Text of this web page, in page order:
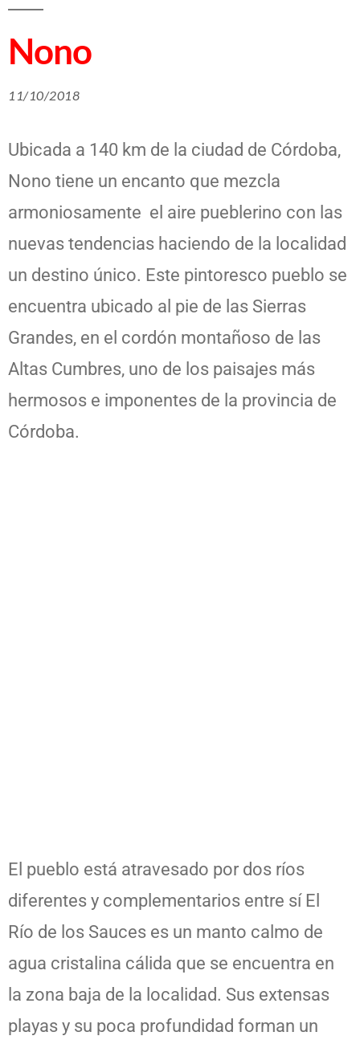
Nono
11/10/2018
Ubicada a 140 km de la ciudad de Córdoba,
Nono tiene un encanto que mezcla
armoniosamente el aire pueblerino con las
nuevas tendencias haciendo de la localidad
un destino único. Este pintoresco pueblo se
encuentra ubicado al pie de las Sierras
Grandes, en el cordón montañoso de las
Altas Cumbres, uno de los paisajes más
hermosos e imponentes de la provincia de
Córdoba.
El pueblo está atravesado por dos ríos
diferentes y complementarios entre sí El
Río de los Sauces es un manto calmo de
agua cristalina cálida que se encuentra en
la zona baja de la localidad. Sus extensas
playas y su poca profundidad forman un